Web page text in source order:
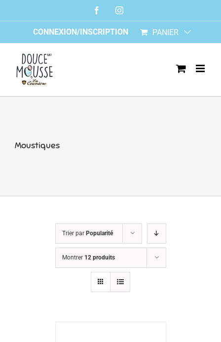
FacebookInstagram
CONNEXION/INSCRIPTION PANIER
Moustiques
Trier par Popularité
Montrer 12 produits